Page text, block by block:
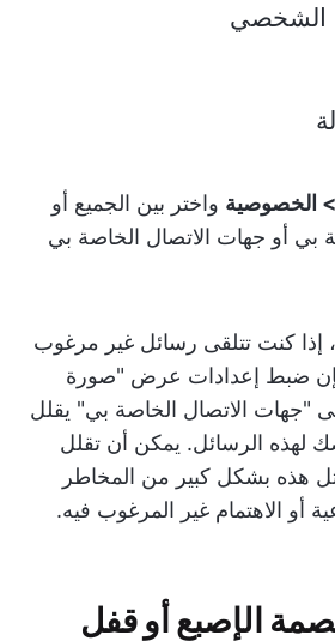
الشخصي
> الخصوصية واختر بين الجميع أو
بي أو جهات الاتصال الخاصة بي
إذا كنت تتلقى رسائل غير مرغوب
ضبط إعدادات عرض "صورة
الاتصال الخاصة بي" يقلل
لهذه الرسائل. يمكن أن تقلل
هذه بشكل كبير من المخاطر
أو الاهتمام غير المرغوب فيه.
الإصبع أو قفل